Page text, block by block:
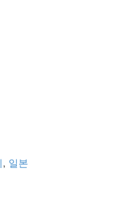
, 일본